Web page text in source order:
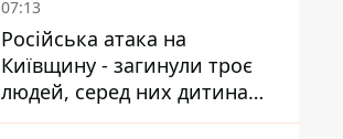
07:13
Російська атака на
Київщину - загинули троє
людей, серед них дитина
2022 року народження